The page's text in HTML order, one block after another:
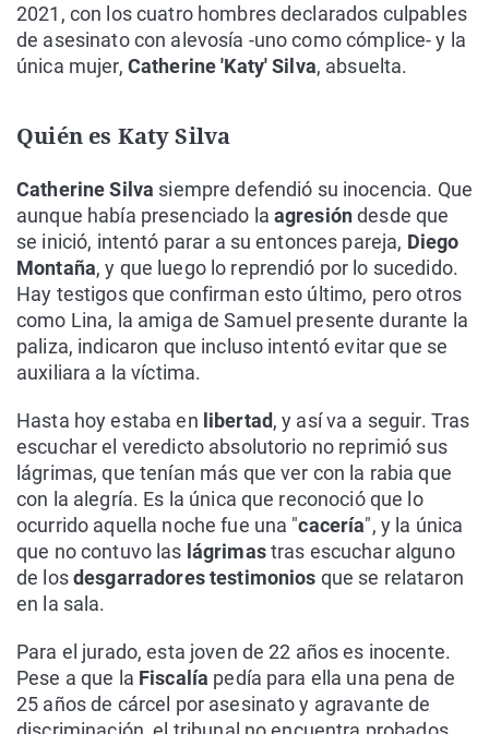
2021, con los cuatro hombres declarados culpables
de asesinato con alevosía -uno como cómplice- y la
única mujer, Catherine 'Katy' Silva, absuelta.
Quién es Katy Silva
Catherine Silva siempre defendió su inocencia. Que
aunque había presenciado la agresióndesde que
se inició, intentó parar a su entonces pareja, Diego
Montaña, y que luego lo reprendió por lo sucedido.
Hay testigos que confirman esto último, pero otros
como Lina, la amiga de Samuel presente durante la
paliza, indicaron que incluso intentó evitar que se
auxiliara a la víctima.
Hasta hoy estaba en libertad, y así va a seguir. Tras
escuchar el veredicto absolutorio no reprimió sus
lágrimas, que tenían más que ver con la rabia que
con la alegría. Es la única que reconoció que lo
ocurrido aquella noche fue una "cacería", y la única
que no contuvo las lágrimastras escuchar alguno
de losdesgarradores testimonios que se relataron
en la sala.
Para el jurado, esta joven de 22 años es inocente.
Pese a que la Fiscalía pedía para ella una pena de
25 años de cárcel por asesinato y agravante de